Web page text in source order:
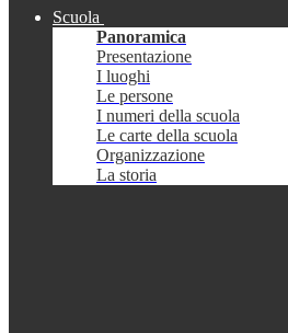
Scuola
Panoramica
Presentazione
I luoghi
Le persone
I numeri della scuola
Le carte della scuola
Organizzazione
La storia